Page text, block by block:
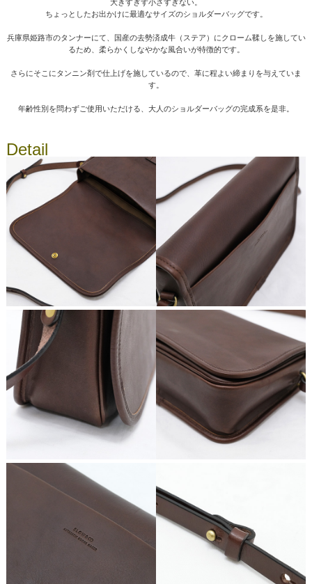
大きすぎず小さすぎない。
ちょっとしたお出かけに最適なサイズのショルダーバッグです。
兵庫県姫路市のタンナーにて、国産の去勢済成牛（ステア）にクローム鞣しを施してい
るため、柔らかくしなやかな風合いが特徴的です。
さらにそこにタンニン剤で仕上げを施しているので、革に程よい締まりを与えていま
す。
年齢性別を問わずご使用いただける、大人のショルダーバッグの完成系を是非。
Detail